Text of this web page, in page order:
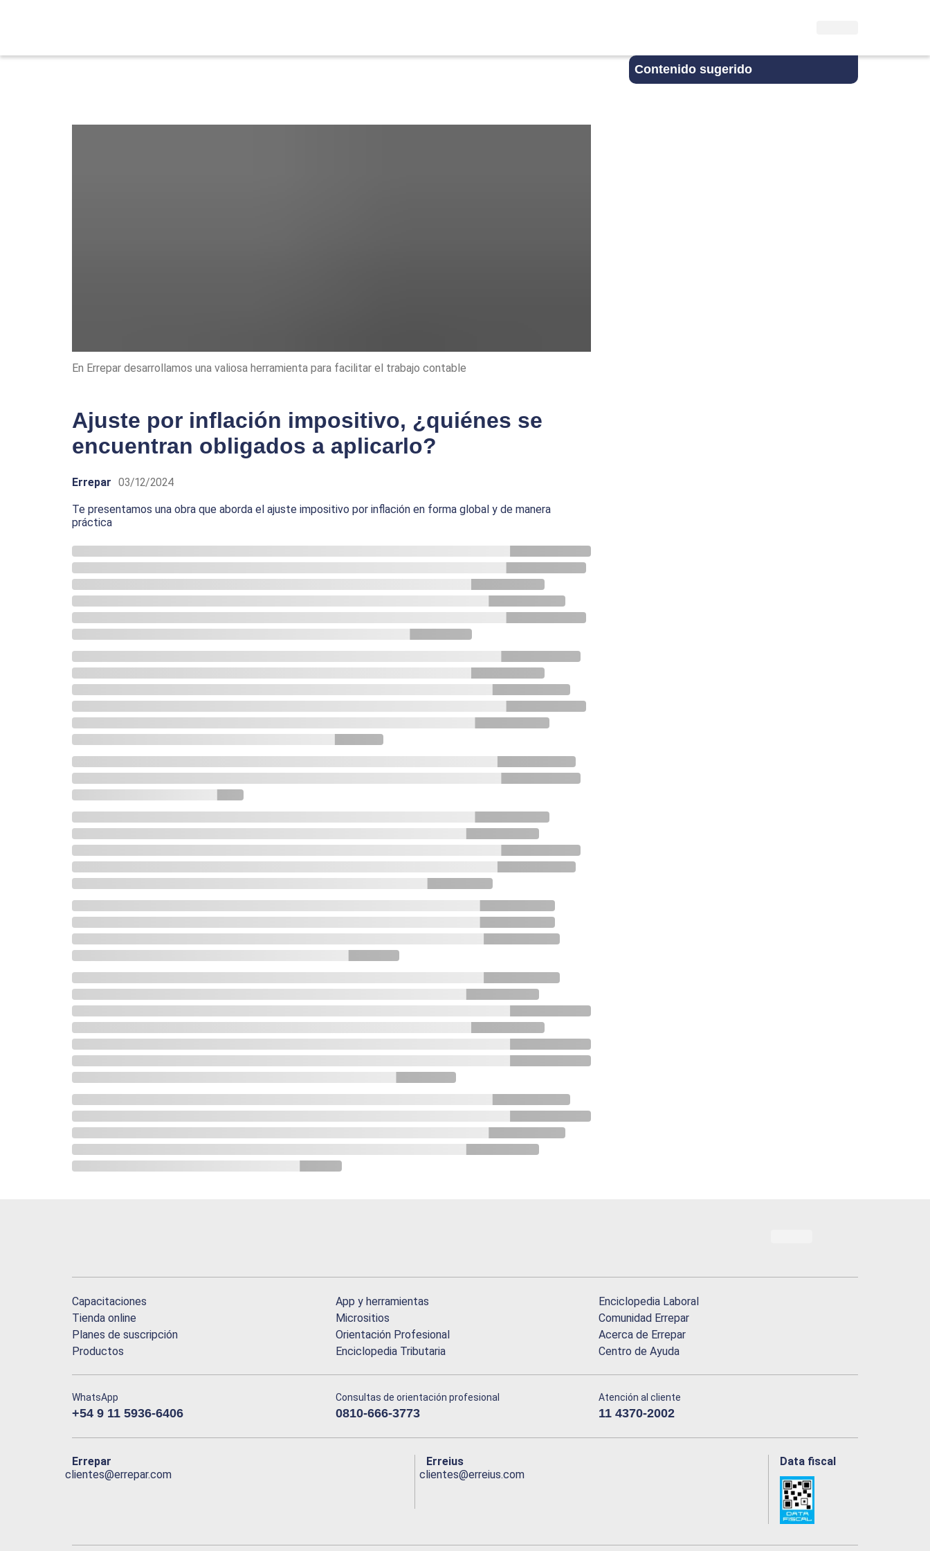
Contenido sugerido
En Errepar desarrollamos una valiosa herramienta para facilitar el trabajo contable
Ajuste por inflación impositivo, ¿quiénes se
encuentran obligados a aplicarlo?
Errepar 03/12/2024
Te presentamos una obra que aborda el ajuste impositivo por inflación en forma global y de manera
práctica
Capacitaciones
Tienda online
Planes de suscripción
Productos
App y herramientas
Micrositios
Orientación Profesional
Enciclopedia Tributaria
Enciclopedia Laboral
Comunidad Errepar
Acerca de Errepar
Centro de Ayuda
WhatsApp
+54 9 11 5936-6406
Consultas de orientación profesional
0810-666-3773
Atención al cliente
11 4370-2002
Errepar
clientes@errepar.com
Erreius
clientes@erreius.com
Data fiscal